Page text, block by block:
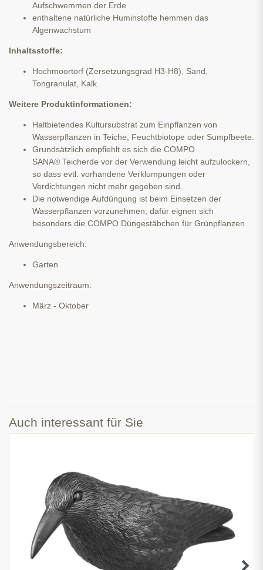
Aufschwemmen der Erde
enthaltene natürliche Huminstoffe hemmen das
Algenwachstum
Inhaltsstoffe:
Hochmoortorf (Zersetzungsgrad H3-H8), Sand,
Tongranulat, Kalk.
Weitere Produktinformationen:
Haltbietendes Kultursubstrat zum Einpflanzen von
Wasserpflanzen in Teiche, Feuchtbiotope oder Sumpfbeete.
Grundsätzlich empfiehlt es sich die COMPO
SANA® Teicherde vor der Verwendung leicht aufzulockern,
so dass evtl. vorhandene Verklumpungen oder
Verdichtungen nicht mehr gegeben sind.
Die notwendige Aufdüngung ist beim Einsetzen der
Wasserpflanzen vorzunehmen, dafür eignen sich
besonders die COMPO Düngestäbchen für Grünpflanzen.
Anwendungsbereich:
Garten
Anwendungszeitraum:
März - Oktober
Auch interessant für Sie